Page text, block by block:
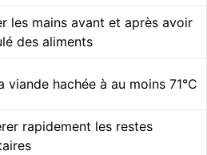
les mains avant et après avoir
des aliments
viande hachée à au moins 71°C
rapidement les restes